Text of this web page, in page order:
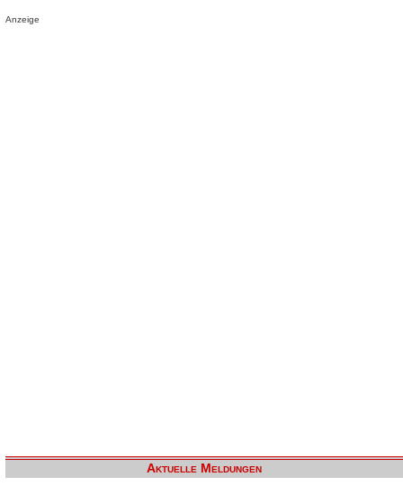
Anzeige
Aktuelle Meldungen